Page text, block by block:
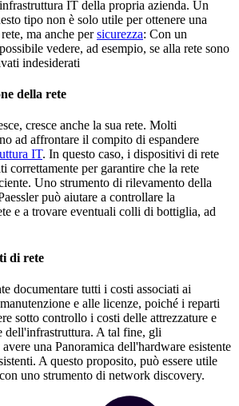
IT della propria azienda. Un
tipo non è solo utile per ottenere una
ma anche persicurezza: Con un
vedere, ad esempio, se alla rete sono
indesiderati
della rete
cresce anche la sua rete. Molti
ad affrontare il compito di espandere
IT. In questo caso, i dispositivi di rete
correttamente per garantire che la rete
Uno strumento di rilevamento della
può aiutare a controllare la
e a trovare eventuali colli di bottiglia, ad
di rete
documentare tutti i costi associati ai
e alle licenze, poiché i reparti
sotto controllo i costi delle attrezzature e
dell'infrastruttura. A tal fine, gli
una Panoramica dell'hardware esistente
A questo proposito, può essere utile
uno strumento di network discovery.